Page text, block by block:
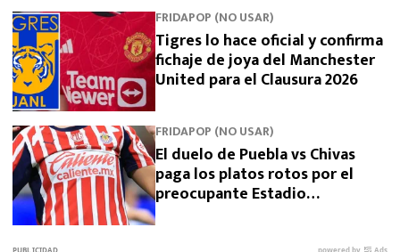
FRIDAPOP (NO USAR)
Tigres lo hace oficial y confirma
fichaje de joya del Manchester
United para el Clausura 2026
FRIDAPOP (NO USAR)
El duelo de Puebla vs Chivas
paga los platos rotos por el
preocupante Estadio